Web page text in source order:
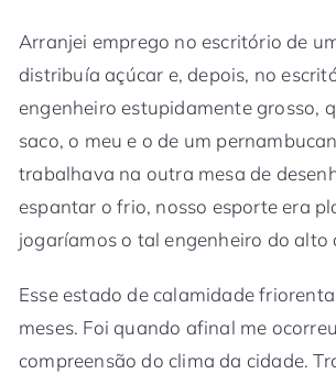
Arranjei emprego no escritório de
distribuía açúcar e, depois, no
engenheiro estupidamente grosso,
saco, o meu e o de um
trabalhava na outra mesa de
espantar o frio, nosso esporte era
jogaríamos o tal engenheiro do alto
Esse estado de calamidade
meses. Foi quando afinal me
compreensão do clima da cidade.